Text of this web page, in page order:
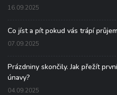
16.09.2025
Co jíst a pít pokud vás trápí
07.09.2025
Prázdniny skončily. Jak přežít
únavy?
04.09.2025